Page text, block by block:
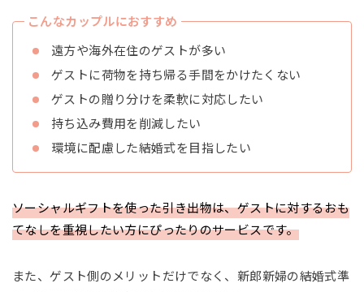
こんなカップルにおすすめ
遠方や海外在住のゲストが多い
ゲストに荷物を持ち帰る手間をかけたくない
ゲストの贈り分けを柔軟に対応したい
持ち込み費用を削減したい
環境に配慮した結婚式を目指したい
ソーシャルギフトを使った引き出物は、ゲストに対するおも
てなしを重視したい方にぴったりのサービスです。
また、ゲスト側のメリットだけでなく、新郎新婦の結婚式準